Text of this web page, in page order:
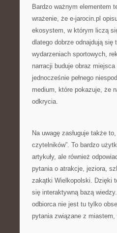
Bardzo ważnym elementem
wrażenie, że e-jarocin.pl
ekosystem, w którym liczą
dlatego dobrze odnajdują
wydarzeniach sportowych,
narracji buduje obraz
jednocześnie pełnego
medium, które pokazuje, że
odkrycia.
Na uwagę zasługuje także
czytelników”. To bardzo
artykuły, ale również
pytania o atrakcje, jeziora,
zakątki Wielkopolski. Dzięki
się interaktywną bazą
odbiorca nie jest tu tylko
pytania związane z